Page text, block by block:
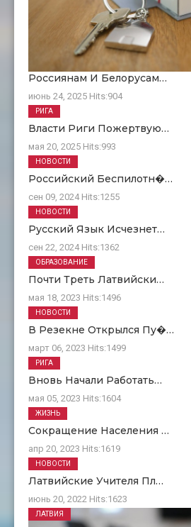
Россиянам И Белорусам…
июнь 24, 2025 Hits:904
Власти Риги Пожертвую…
мая 20, 2025 Hits:993
РИГА
Российский Беспилотн�…
сен 09, 2024 Hits:1255
НОВОСТИ
Русский Язык Исчезнет…
сен 22, 2024 Hits:1362
НОВОСТИ
Почти Треть Латвийски…
мая 18, 2023 Hits:1496
ОБРАЗОВАНИЕ
В Резекне Открылся Пу�…
март 06, 2023 Hits:1499
НОВОСТИ
Вновь Начали Работать…
мая 05, 2023 Hits:1604
РИГА
Сокращение Населения …
апр 20, 2023 Hits:1619
ЖИЗНЬ
Латвийские Учителя Пл…
июнь 20, 2022 Hits:1623
НОВОСТИ
ЛАТВИЯ